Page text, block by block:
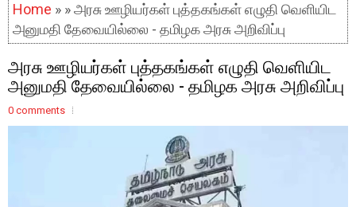
Home » » அரசு ஊழியர்கள் புத்தகங்கள் எழுதி வெளியிட
அனுமதி தேவையில்லை - தமிழக அரசு அறிவிப்பு
அரசு ஊழியர்கள் புத்தகங்கள் எழுதி வெளியிட
அனுமதி தேவையில்லை - தமிழக அரசு அறிவிப்பு
0 comments